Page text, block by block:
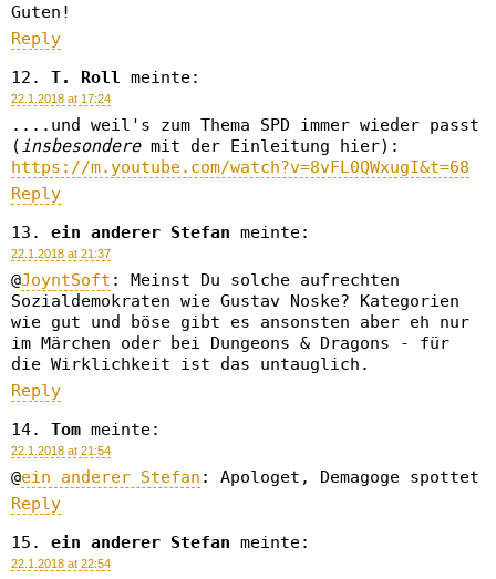
Guten!
Reply
T. Roll meinte:
22.1.2018 at 17:24
....und weil's zum Thema SPD immer wieder passt
(insbesonderemit der Einleitung hier):
https://m.youtube.com/watch?v=8vFL0QWxugI&t=68
Reply
ein anderer Stefan meinte:
22.1.2018 at 21:37
@JoyntSoft : Meinst Du solche aufrechten
Sozialdemokraten wie Gustav Noske? Kategorien
wie gut und böse gibt es ansonsten aber eh nur
im Märchen oder bei Dungeons & Dragons - für
die Wirklichkeit ist das untauglich.
Reply
Tom meinte:
22.1.2018 at 21:54
@ein anderer Stefan : Apologet, Demagoge spottet
Reply
ein anderer Stefan meinte:
22.1.2018 at 22:54